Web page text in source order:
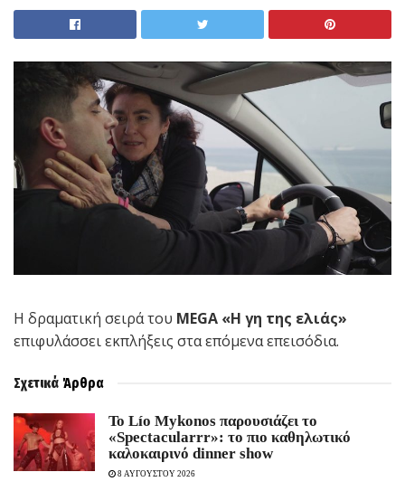
Η δραματική σειρά του MEGA «Η γη της ελιάς»
επιφυλάσσει εκπλήξεις στα επόμενα επεισόδια.
Σχετικά Άρθρα
Το Lío Mykonos παρουσιάζει το
«Spectacularrr»: το πιο καθηλωτικό
καλοκαιρινό dinner show
8 ΑΥΓΟΥΣΤΟΥ 2026